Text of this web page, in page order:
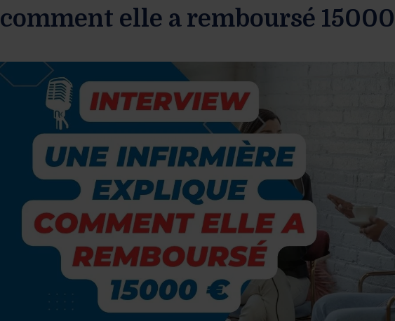
comment elle a remboursé